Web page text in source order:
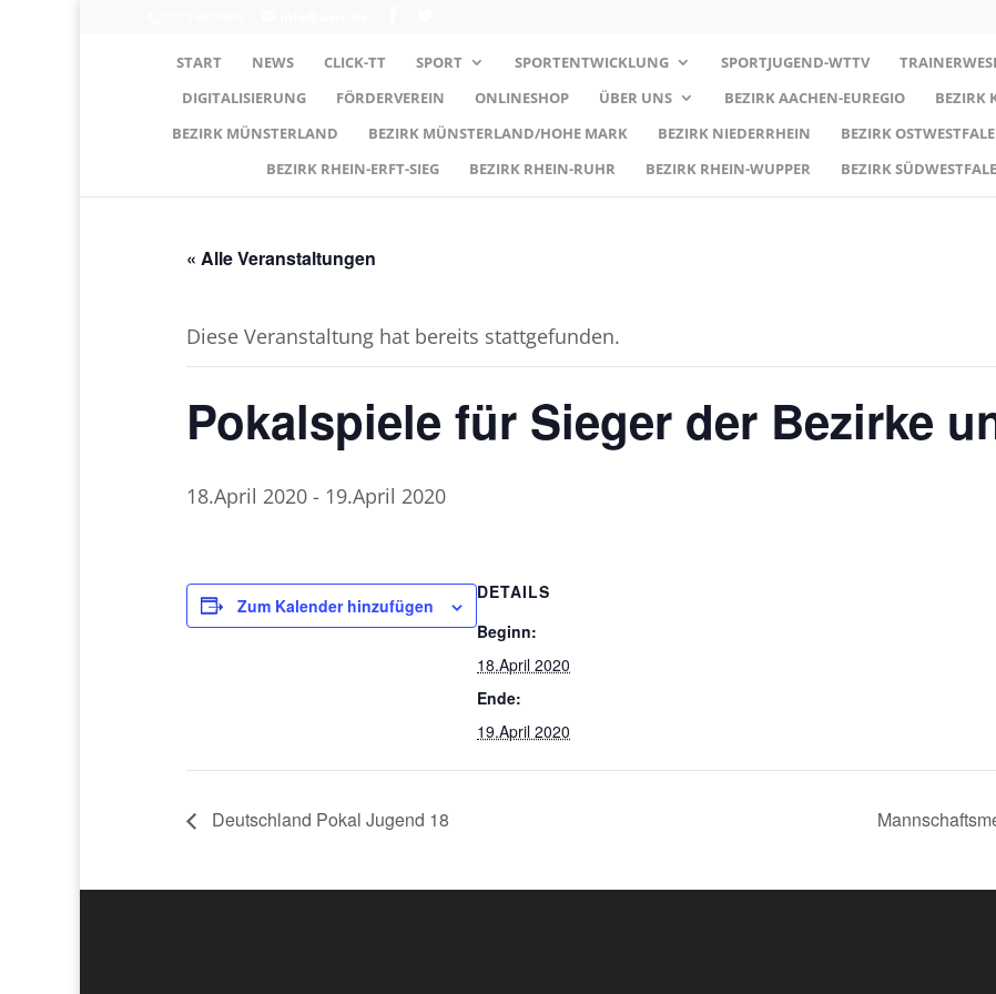
START NEWS CLICK-TT SPORT SPORTENTWICKLUNG SPORTJUGEND-WTTV
DIGITALISIERUNG
FÖRDERVEREIN ONLINESHOP ÜBER UNS BEZIRK AACHEN-EUREGIO BEZIRK
BEZIRK MÜNSTERLAND
BEZIRK MÜNSTERLAND/HOHE MARK BEZIRK NIEDERRHEIN BEZIRK
BEZIRK RHEIN-ERFT-SIEG
BEZIRK RHEIN-RUHR BEZIRK RHEIN-WUPPER BEZIRK
« Alle Veranstaltungen
Diese Veranstaltung hat bereits stattgefunden.
Pokalspiele für Sieger der Bezirke
18.April 2020 - 19.April 2020
Zum Kalender hinzufügen
DETAILS
Beginn:
18.April 2020
Ende:
19.April 2020
Deutschland Pokal Jugend 18